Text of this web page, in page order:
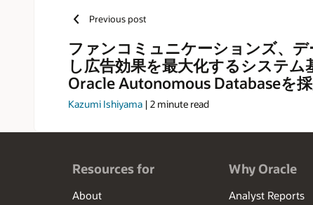
Previous post
ファンコミュニケーションズ、デ
し広告効果を最大化するシステム
Oracle Autonomous Databaseを
Kazumi Ishiyama | 2 minute read
Resources for
About
Why Oracle
Analyst Reports